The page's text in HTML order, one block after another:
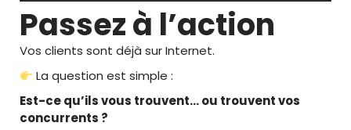
Passez à l’action
Vos clients sont déjà sur Internet.
La question est simple :
Est-ce qu’ils vous trouvent… ou trouvent vos
concurrents ?